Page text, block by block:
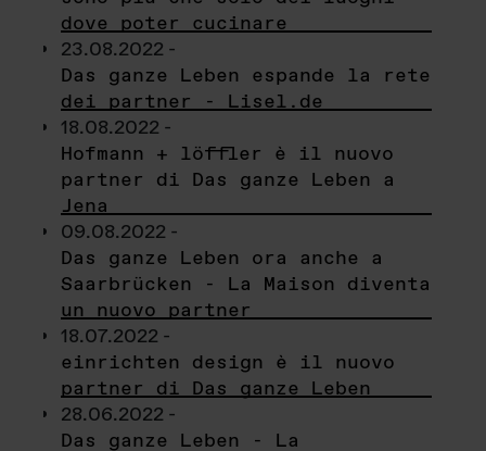
dove poter cucinare
23.08.2022 -
Das ganze Leben espande la rete
dei partner - Lisel.de
18.08.2022 -
Hofmann + löffler è il nuovo
partner di Das ganze Leben a
Jena
09.08.2022 -
Das ganze Leben ora anche a
Saarbrücken - La Maison diventa
un nuovo partner
18.07.2022 -
einrichten design è il nuovo
partner di Das ganze Leben
28.06.2022 -
Das ganze Leben - La